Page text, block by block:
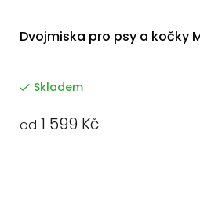
Dvojmiska pro psy a kočky
Skladem
od 1 599 Kč